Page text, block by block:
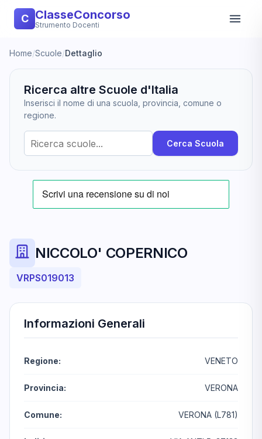
C ClasseConcorso
Strumento Docenti
Home/Scuole/Dettaglio
Ricerca altre Scuole d'Italia
Inserisci il nome di una scuola, provincia, comune o
regione.
Cerca Scuola
NICCOLO' COPERNICO
VRPS019013
Informazioni Generali
Regione: VENETO
Provincia: VERONA
Comune: VERONA (L781)